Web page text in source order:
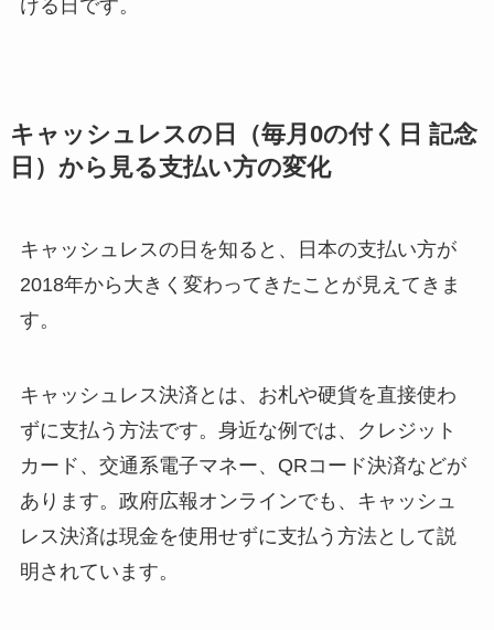
ける日です。
キャッシュレスの日（毎月0の付く日 記念
日）から見る支払い方の変化
キャッシュレスの日を知ると、日本の支払い方が
2018年から大きく変わってきたことが見えてきま
す。
キャッシュレス決済とは、お札や硬貨を直接使わ
ずに支払う方法です。身近な例では、クレジット
カード、交通系電子マネー、QRコード決済などが
あります。政府広報オンラインでも、キャッシュ
レス決済は現金を使用せずに支払う方法として説
明されています。